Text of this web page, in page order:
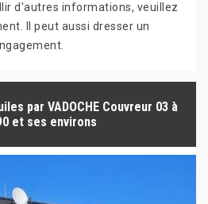
d'autres informations, veuillez
Il peut aussi dresser un
par VADOCHE Couvreur 03 à
et ses environs